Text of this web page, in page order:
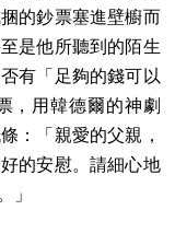
的鈔票塞進壁櫥而
是他所聽到的陌生
有「足夠的錢可以
，用韓德爾的神劇
：「親愛的父親，
的安慰。請細心地
」